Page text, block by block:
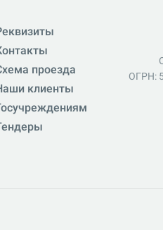
проезда
клиенты
ОГРН: